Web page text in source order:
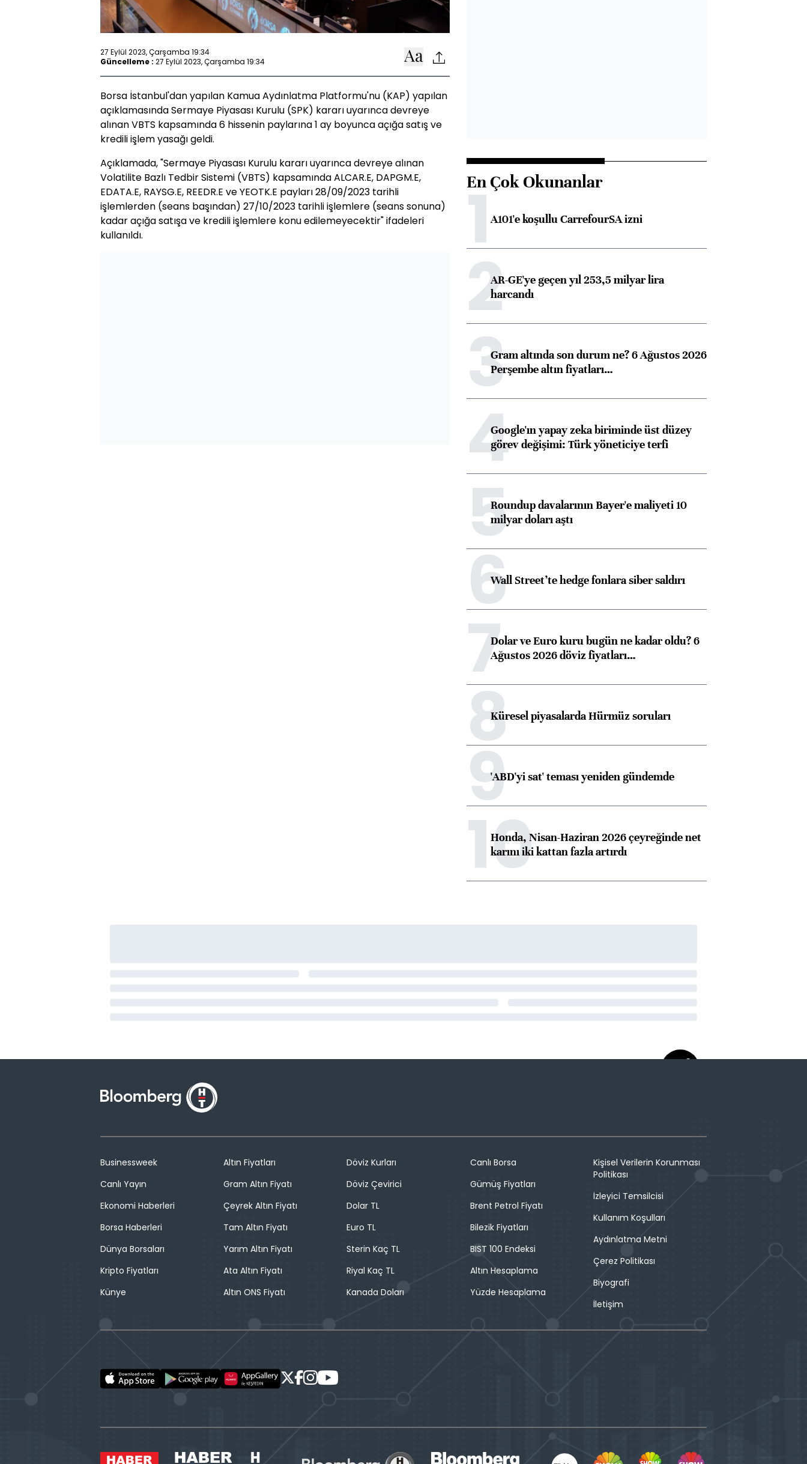
27 Eylül 2023, Çarşamba 19:34
Güncelleme : 27 Eylül 2023, Çarşamba 19:34
Borsa İstanbul'dan yapılan Kamua Aydınlatma Platformu'nu (KAP) yapılan
açıklamasında Sermaye Piyasası Kurulu (SPK) kararı uyarınca devreye
alınan VBTS kapsamında 6 hissenin paylarına 1 ay boyunca açığa satış ve
kredili işlem yasağı geldi.
Açıklamada, "Sermaye Piyasası Kurulu kararı uyarınca devreye alınan
Volatilite Bazlı Tedbir Sistemi (VBTS) kapsamında ALCAR.E, DAPGM.E,
EDATA.E, RAYSG.E, REEDR.E ve YEOTK.E payları 28/09/2023 tarihli
işlemlerden (seans başından) 27/10/2023 tarihli işlemlere (seans sonuna)
kadar açığa satışa ve kredili işlemlere konu edilemeyecektir" ifadeleri
kullanıldı.
En Çok Okunanlar
1A101'e koşullu CarrefourSA izni
2AR-GE'ye geçen yıl 253,5 milyar lira
harcandı
3Gram altında son durum ne? 6 Ağustos 2026
Perşembe altın fiyatları…
4Google'ın yapay zeka biriminde üst düzey
görev değişimi: Türk yöneticiye terfi
5Roundup davalarının Bayer'e maliyeti 10
milyar doları aştı
6Wall Street’te hedge fonlara siber saldırı
7Dolar ve Euro kuru bugün ne kadar oldu? 6
Ağustos 2026 döviz fiyatları…
8Küresel piyasalarda Hürmüz soruları
9'ABD'yi sat' teması yeniden gündemde
10
Honda, Nisan-Haziran 2026 çeyreğinde net
karını iki kattan fazla artırdı
Businessweek
Canlı Yayın
Ekonomi Haberleri
Borsa Haberleri
Dünya Borsaları
Kripto Fiyatları
Künye
Altın Fiyatları
Gram Altın Fiyatı
Çeyrek Altın Fiyatı
Tam Altın Fiyatı
Yarım Altın Fiyatı
Ata Altın Fiyatı
Altın ONS Fiyatı
Döviz Kurları
Döviz Çevirici
Dolar TL
Euro TL
Sterin Kaç TL
Riyal Kaç TL
Kanada Doları
Canlı Borsa
Gümüş Fiyatları
Brent Petrol Fiyatı
Bilezik Fiyatları
BIST 100 Endeksi
Altın Hesaplama
Yüzde Hesaplama
Kişisel Verilerin Korunması
Politikası
İzleyici Temsilcisi
Kullanım Koşulları
Aydınlatma Metni
Çerez Politikası
Biyografi
İletişim